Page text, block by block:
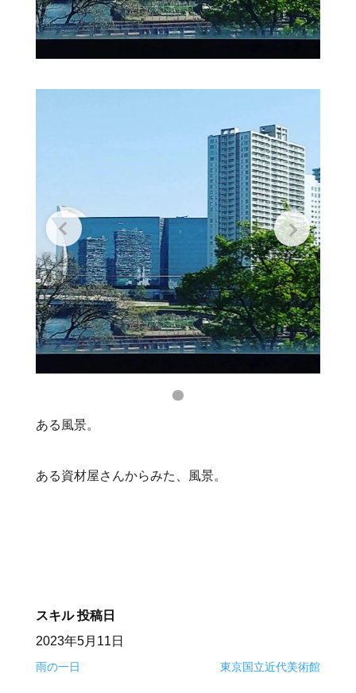
ある風景。
ある資材屋さんからみた、風景。
スキル 投稿日
2023年5月11日
雨の一日 東京国立近代美術館